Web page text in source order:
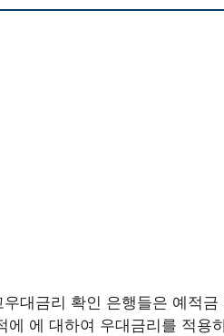
대금리 확인 은행들은 예적
에 에 대하여 우대금리를 적용